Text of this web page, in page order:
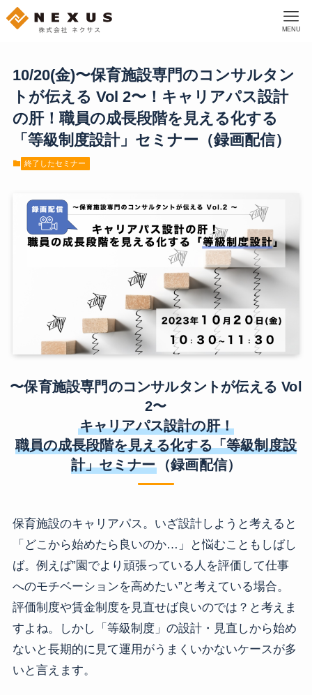
MENU
10/20(金)〜保育施設専門のコンサルタン
トが伝える Vol 2〜！キャリアパス設計
の肝！職員の成長段階を見える化する
「等級制度設計」セミナー（録画配信）
終了したセミナー
〜保育施設専門のコンサルタントが伝える Vol
2〜
キャリアパス設計の肝！
職員の成長段階を見える化する「等級制度設
計」セミナー （録画配信）
保育施設のキャリアパス。いざ設計しようと考えると
「どこから始めたら良いのか…」と悩むこともしばし
ば。例えば”園でより頑張っている人を評価して仕事
へのモチベーションを高めたい”と考えている場合。
評価制度や賃金制度を見直せば良いのでは？と考えま
すよね。しかし「等級制度」の設計・見直しから始め
ないと長期的に見て運用がうまくいかないケースが多
いと言えます。